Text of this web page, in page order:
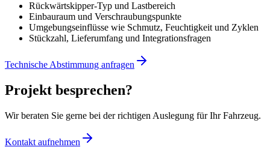
Rückwärtskipper-Typ und Lastbereich
Einbauraum und Verschraubungspunkte
Umgebungseinflüsse wie Schmutz, Feuchtigkeit und Zyklen
Stückzahl, Lieferumfang und Integrationsfragen
Technische Abstimmung anfragen
Projekt besprechen?
Wir beraten Sie gerne bei der richtigen Auslegung für Ihr Fahrzeug.
Kontakt aufnehmen